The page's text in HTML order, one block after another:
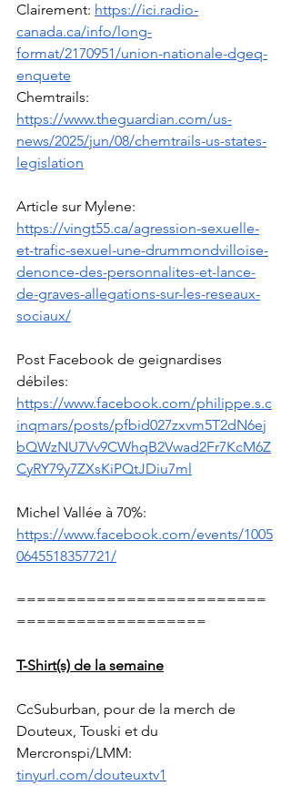
Clairement: https://ici.radio-
canada.ca/info/long-
format/2170951/union-nationale-dgeq-
enquete
Chemtrails:
https://www.theguardian.com/us-
news/2025/jun/08/chemtrails-us-states-
legislation
Article sur Mylene:
https://vingt55.ca/agression-sexuelle-
et-trafic-sexuel-une-drummondvilloise-
denonce-des-personnalites-et-lance-
de-graves-allegations-sur-les-reseaux-
sociaux/
Post Facebook de geignardises
débiles:
https://www.facebook.com/philippe.s.c
inqmars/posts/pfbid027zxvm5T2dN6ej
bQWzNU7Vv9CWhqB2Vwad2Fr7KcM6Z
CyRY79y7ZXsKiPQtJDiu7ml
Michel Vallée à 70%:
https://www.facebook.com/events/1005
0645518357721/
=========================
===================
T-Shirt(s) de la semaine
CcSuburban, pour de la merch de
Douteux, Touski et du
Mercronspi/LMM:
tinyurl.com/douteuxtv1